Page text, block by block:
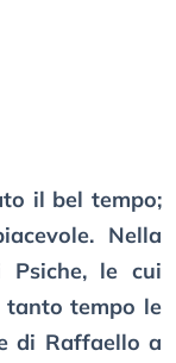
il bel tempo;
Nella
le cui
tempo le
di Raffaello a